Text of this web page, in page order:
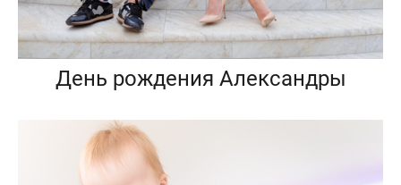
День рождения Александры